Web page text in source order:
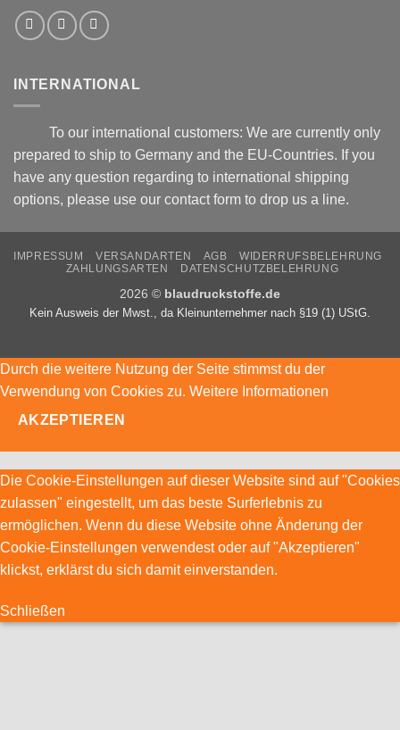
INTERNATIONAL
To our international customers: We are currently only
prepared to ship to Germany and the EU-Countries. If you
have any question regarding to international shipping
options, please use our contact form to drop us a line.
IMPRESSUM VERSANDARTEN AGB
WIDERRUFSBELEHRUNG
ZAHLUNGSARTEN
DATENSCHUTZBELEHRUNG
2026 © blaudruckstoffe.de
Kein Ausweis der Mwst., da Kleinunternehmer nach §19 (1) UStG.
Durch die weitere Nutzung der Seite stimmst du der
Verwendung von Cookies zu. Weitere Informationen
AKZEPTIEREN
Die Cookie-Einstellungen auf dieser Website sind auf "Cookies
zulassen" eingestellt, um das beste Surferlebnis zu
ermöglichen. Wenn du diese Website ohne Änderung der
Cookie-Einstellungen verwendest oder auf "Akzeptieren"
klickst, erklärst du sich damit einverstanden.
Schließen